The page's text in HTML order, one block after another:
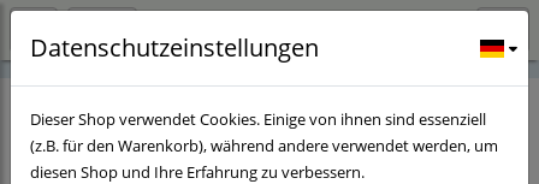
Es wurden leider keine Produkte gefunden.
Datenschutzeinstellungen
Dieser Shop verwendet Cookies. Einige von ihnen sind essenziell
(z.B. für den Warenkorb), während andere verwendet werden, um
diesen Shop und Ihre Erfahrung zu verbessern.